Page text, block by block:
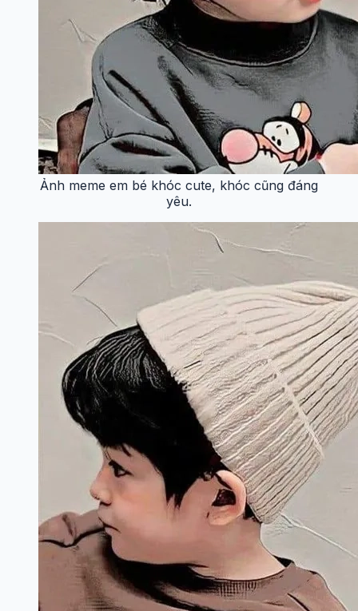
Ảnh meme em bé khóc cute, khóc cũng đáng
yêu.